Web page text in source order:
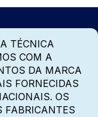
TÉCNICA
COM A
DA MARCA
FORNECIDAS
OS
FABRICANTES